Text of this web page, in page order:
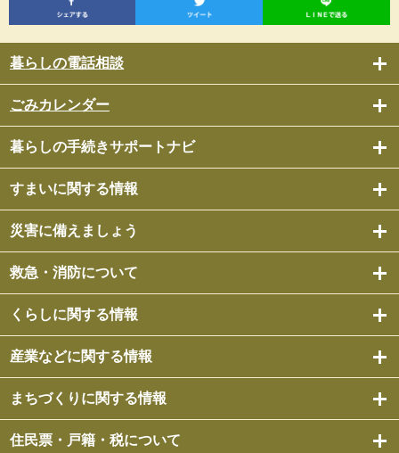
暮らしの電話相談
ごみカレンダー
暮らしの手続きサポートナビ
すまいに関する情報
災害に備えましょう
救急・消防について
くらしに関する情報
産業などに関する情報
まちづくりに関する情報
住民票・戸籍・税について